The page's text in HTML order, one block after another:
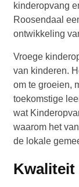
kinderopvang
Roosendaal
ontwikkeling
Vroege
van kinderen.
om te groeien,
toekomstige
wat
waarom het
de lokale
Kwaliteit